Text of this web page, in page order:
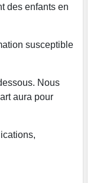
des enfants en
susceptible
Nous
aura pour